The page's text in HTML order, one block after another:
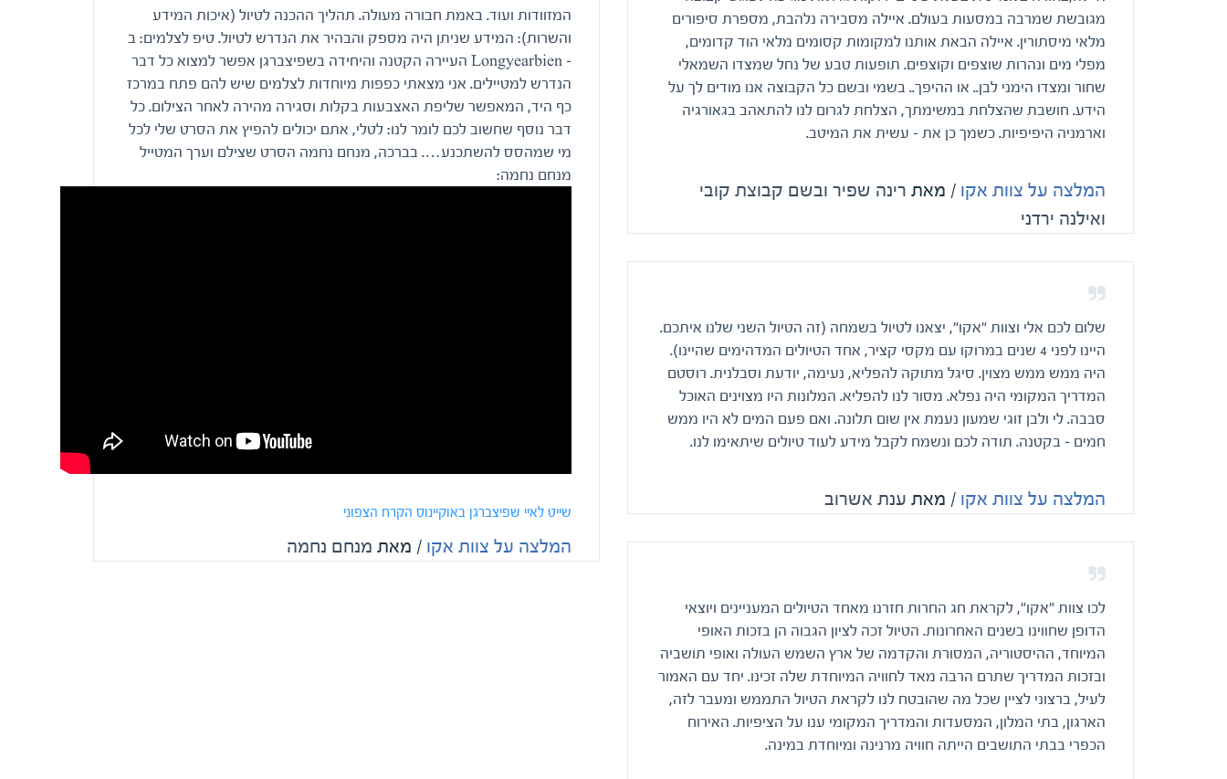
המלצה על צוות אקו / מאת מנחם נחמה
שייט לאיי שפיצברגן באוקיינוס הקרח הצפוני
המזוודות ועוד. באמת חבורה מעולה. תהליך ההכנה לטיול (איכות המידע
והשרות): המידע שניתן היה מספק והבהיר את הנדרש לטיול. טיפ לצלמים: ב
– Longyearbien העיירה הקטנה והיחידה בשפיצברגן אפשר למצוא כל דבר
הנדרש למטיילים. אני מצאתי כפפות מיוחדות לצלמים שיש להם פתח במרכז
כף היד, המאפשר שליפת האצבעות בקלות וסגירה מהירה לאחר הצילום. כל
דבר נוסף שחשוב לכם לומר לנו: לטלי, אתם יכולים להפיץ את הסרט שלי לכל
מי שמהסס להשתכנע…. בברכה, מנחם נחמה הסרט שצילם וערך המטייל
מנחם נחמה:
המלצה על צוות אקו / מאת רינה שפיר ובשם קבוצת קובי
ואילנה ירדני
מגובשת שמרבה במסעות בעולם. איילה מסבירה נלהבת, מספרת סיפורים
מלאי מיסתורין. איילה הבאת אותנו למקומות קסומים מלאי הוד קדומים,
מפלי מים ונהרות שוצפים וקוצפים. תופעות טבע של נחל שמצדו השמאלי
שחור ומצדו הימני לבן.. או ההיפך.. בשמי ובשם כל הקבוצה אנו מודים לך על
הידע. חושבת שהצלחת במשימתך, הצלחת לגרום לנו להתאהב בגאורגיה
וארמניה היפיפיות. כשמך כן את – עשית את המיטב.
המלצה על צוות אקו / מאת ענת אשרוב
שלום לכם אלי וצוות "אקו", יצאנו לטיול בשמחה (זה הטיול השני שלנו איתכם.
היינו לפני 4 שנים במרוקו עם מקסי קציר, אחד הטיולים המדהימים שהיינו).
היה ממש ממש מצוין. סיגל מתוקה להפליא, נעימה, יודעת וסבלנית. רוסטם
המדריך המקומי היה נפלא. מסור לנו להפליא. המלונות היו מצוינים האוכל
סבבה. לי ולבן זוגי שמעון נעמת אין שום תלונה. ואם פעם המים לא היו ממש
חמים – בקטנה. תודה לכם ונשמח לקבל מידע לעוד טיולים שיתאימו לנו.
לכו צוות "אקו", לקראת חג החרות חזרנו מאחד הטיולים המעניינים ויוצאי
הדופן שחווינו בשנים האחרונות. הטיול זכה לציון הגבוה הן בזכות האופי
המיוחד, ההיסטוריה, המסורת והקדמה של ארץ השמש העולה ואופי תושביה
ובזכות המדריך שתרם הרבה מאד לחוויה המיוחדת שלה זכינו. יחד עם האמור
לעיל, ברצוני לציין שכל מה שהובטח לנו לקראת הטיול התממש ומעבר לזה,
הארגון, בתי המלון, המסעדות והמדריך המקומי ענו על הציפיות. האירוח
הכפרי בבתי התושבים הייתה חוויה מרנינה ומיוחדת במינה.